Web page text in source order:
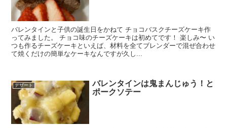
バレンタインと子供の誕生日をかねて チョコバスクチーズケーキ作
ってみました。 チョコ味のチーズケーキは初めてです！ 楽しみ〜 い
つも作るチーズケーキといえば、材料を全てブレンダーで混ぜ合わせ
て焼くだけの簡単なケーキなんですが久し...
デザート
バレンタインは鬼まんじゅう！と
ポークソテー